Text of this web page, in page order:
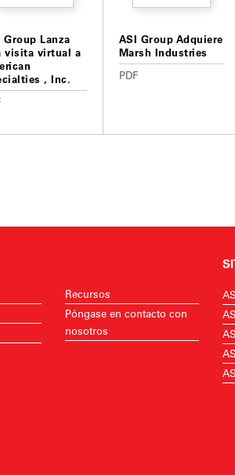
Group Lanza
visita virtual a
, Inc.
ASI Group Adquiere
Marsh Industries
PDF
Recursos
Póngase en contacto con
nosotros